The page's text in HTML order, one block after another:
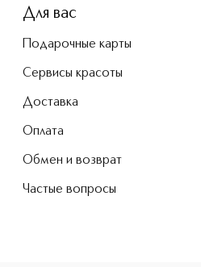
Для вас
Подарочные карты
Сервисы красоты
Доставка
Оплата
Обмен и возврат
Частые вопросы